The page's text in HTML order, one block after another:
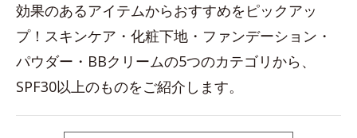
効果のあるアイテムからおすすめをピックアッ
プ！スキンケア・化粧下地・ファンデーション・
パウダー・BBクリームの5つのカテゴリから、
SPF30以上のものをご紹介します。